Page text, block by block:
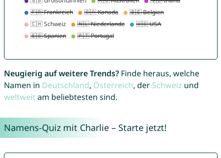
Neugierig auf weitere Trends?Finde heraus, welche
Namen in Deutschland, Österreich, der Schweiz und
weltweitam beliebtesten sind.
Namens-Quiz mit Charlie – Starte jetzt!